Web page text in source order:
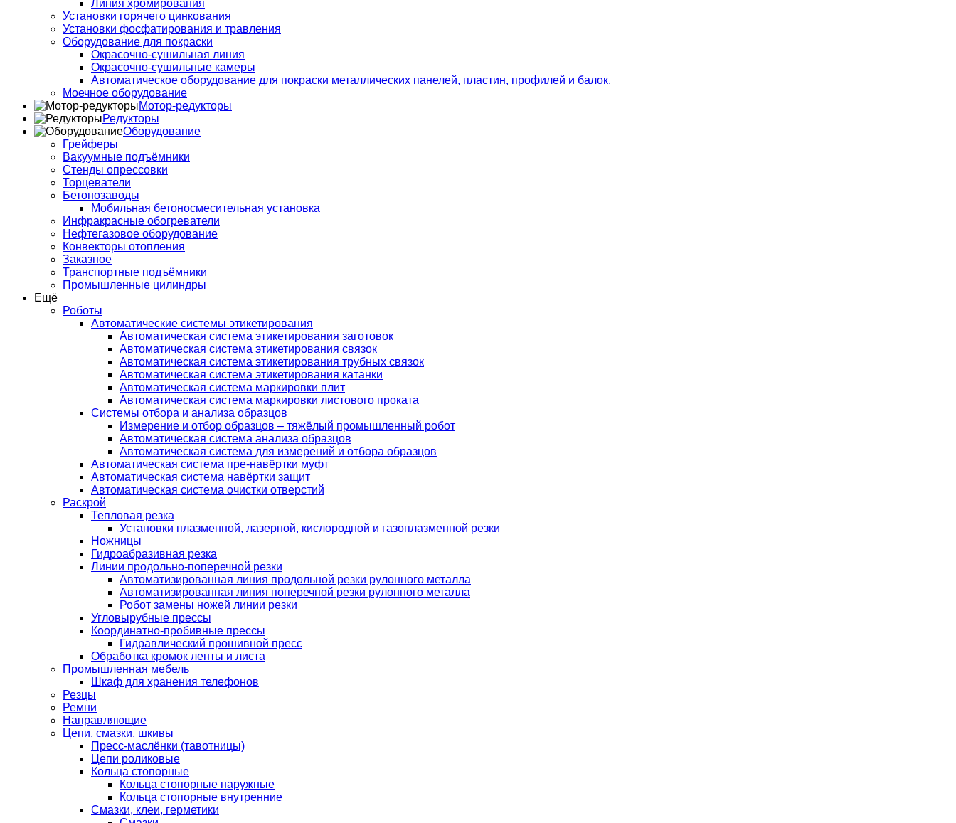
Линия хромирования
Установки горячего цинкования
Установки фосфатирования и травления
Оборудование для покраски
Окрасочно-сушильная линия
Окрасочно-сушильные камеры
Автоматическое оборудование для покраски металлических панелей, пластин, профилей и балок.
Моечное оборудование
Мотор-редукторы
Редукторы
Оборудование
Грейферы
Вакуумные подъёмники
Стенды опрессовки
Торцеватели
Бетонозаводы
Мобильная бетоносмесительная установка
Инфракрасные обогреватели
Нефтегазовое оборудование
Конвекторы отопления
Заказное
Транспортные подъёмники
Промышленные цилиндры
Ещё
Роботы
Автоматические системы этикетирования
Автоматическая система этикетирования заготовок
Автоматическая система этикетирования связок
Автоматическая система этикетирования трубных связок
Автоматическая система этикетирования катанки
Автоматическая система маркировки плит
Автоматическая система маркировки листового проката
Системы отбора и анализа образцов
Измерение и отбор образцов – тяжёлый промышленный робот
Автоматическая система анализа образцов
Автоматическая система для измерений и отбора образцов
Автоматическая система пре-навёртки муфт
Автоматическая система навёртки защит
Автоматическая система очистки отверстий
Раскрой
Тепловая резка
Установки плазменной, лазерной, кислородной и газоплазменной резки
Ножницы
Гидроабразивная резка
Линии продольно-поперечной резки
Автоматизированная линия продольной резки рулонного металла
Автоматизированная линия поперечной резки рулонного металла
Робот замены ножей линии резки
Угловырубные прессы
Координатно-пробивные прессы
Гидравлический прошивной пресс
Обработка кромок ленты и листа
Промышленная мебель
Шкаф для хранения телефонов
Резцы
Ремни
Направляющие
Цепи, смазки, шкивы
Пресс-маслёнки (тавотницы)
Цепи роликовые
Кольца стопорные
Кольца стопорные наружные
Кольца стопорные внутренние
Смазки, клеи, герметики